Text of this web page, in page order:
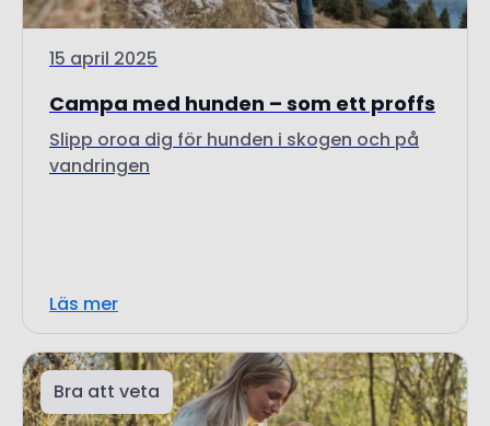
15 april 2025
Campa med hunden – som ett proffs
Slipp oroa dig för hunden i skogen och på
vandringen
Läs mer
Bra att veta